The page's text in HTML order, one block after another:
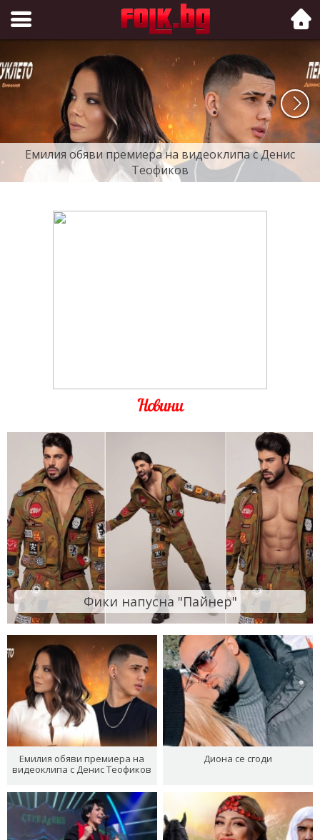
Folk.bg
Емилия обяви премиера на видеоклипа с Денис
Теофиков
Новини
Фики напусна "Пайнер"
Емилия обяви премиера на
видеоклипа с Денис Теофиков
Диона се сгоди